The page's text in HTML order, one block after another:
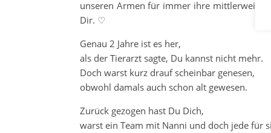
unseren Armen für immer ihre mittlerweile
Dir. ♡
Genau 2 Jahre ist es her,
als der Tierarzt sagte, Du kannst nicht mehr.
Doch warst kurz drauf scheinbar genesen,
obwohl damals auch schon alt gewesen.
Zurück gezogen hast Du Dich,
warst ein Team mit Nanni und doch jede für